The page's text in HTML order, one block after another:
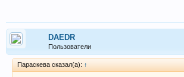
DAEDR
Пользователи
Параскева сказал(а): ↑